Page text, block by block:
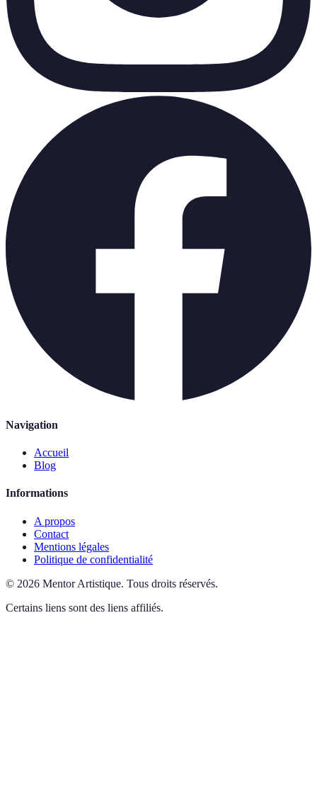
Navigation
Accueil
Blog
Informations
A propos
Contact
Mentions légales
Politique de confidentialité
© 2026 Mentor Artistique. Tous droits réservés.
Certains liens sont des liens affiliés.